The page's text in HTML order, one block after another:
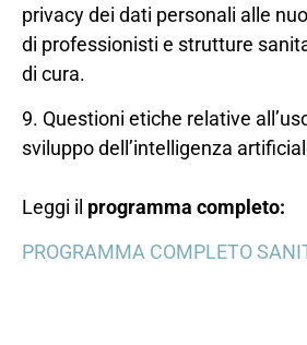
privacy dei dati personali alle
di professionisti e strutture
di cura.
9. Questioni etiche relative
sviluppo dell’intelligenza
Leggi il programma completo:
PROGRAMMA COMPLETO